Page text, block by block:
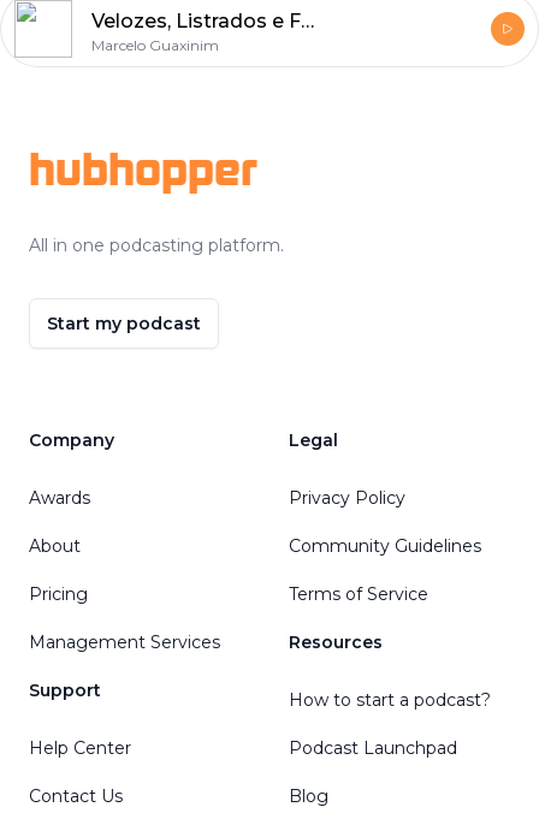
Velozes, Listrados e Furiosos(RPGuaxa #88)
Marcelo Guaxinim
hubhopper
All in one podcasting platform.
Start my podcast
Company
Awards
About
Pricing
Management Services
Support
Help Center
Contact Us
Legal
Privacy Policy
Community Guidelines
Terms of Service
Resources
How to start a podcast?
Podcast Launchpad
Blog